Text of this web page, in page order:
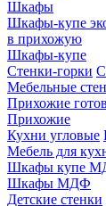
Шкафы
Шкафы-купе
в прихожую
Шкафы-купе
Стенки-горки
Мебельные
Прихожие
Прихожие
Кухни угловые
Мебель для
Шкафы купе
Шкафы МДФ
Детские стенки